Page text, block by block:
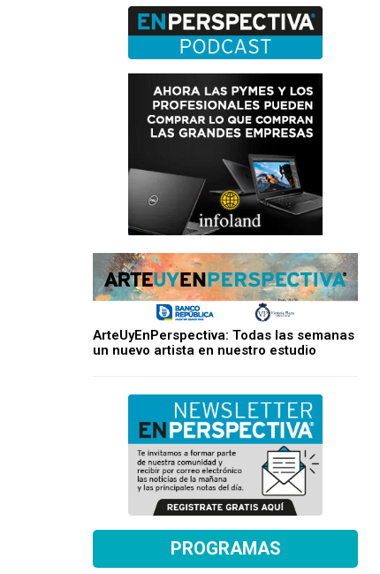
ArteUyEnPerspectiva: Todas las semanas
un nuevo artista en nuestro estudio
PROGRAMAS